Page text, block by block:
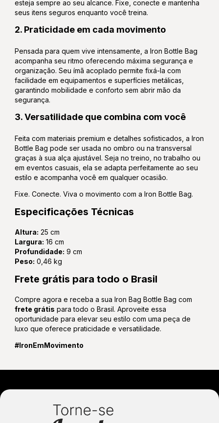
esteja sempre ao seu alcance. Fixe, conecte e mantenha
seus itens seguros enquanto você treina.
2. Praticidade em cada movimento
Pensada para quem vive intensamente, a Iron Bottle Bag
acompanha seu ritmo oferecendo máxima segurança e
organização. Seu ímã acoplado permite fixá-la com
facilidade em equipamentos e superfícies metálicas,
garantindo mobilidade e conforto sem abrir mão da
segurança.
3. Versatilidade que combina com você
Feita com materiais premium e detalhes sofisticados, a Iron
Bottle Bag pode ser usada no ombro ou na transversal
graças à sua alça ajustável. Seja no treino, no trabalho ou
em eventos casuais, ela se adapta perfeitamente ao seu
estilo e acompanha você em qualquer ocasião.
Fixe. Conecte. Viva o movimento com a Iron Bottle Bag.
Especificações Técnicas
Altura: 25 cm
Largura: 16 cm
Profundidade: 9 cm
Peso: 0,46 kg
Frete grátis para todo o Brasil
Compre agora e receba a sua Iron Bag Bottle Bag com
frete grátis para todo o Brasil. Aproveite essa
oportunidade para elevar seu estilo com uma peça de
luxo que oferece praticidade e versatilidade.
#IronEmMovimento